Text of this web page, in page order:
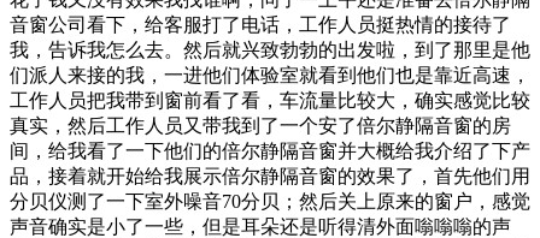
音窗公司看下，给客服打了电话，工作人员挺热情的接待了
我，告诉我怎么去。然后就兴致勃勃的出发啦，到了那里是他
们派人来接的我，一进他们体验室就看到他们也是靠近高速，
工作人员把我带到窗前看了看，车流量比较大，确实感觉比较
真实，然后工作人员又带我到了一个安了倍尔静隔音窗的房
间，给我看了一下他们的倍尔静隔音窗并大概给我介绍了下产
品，接着就开始给我展示倍尔静隔音窗的效果了，首先他们用
分贝仪测了一下室外噪音70分贝；然后关上原来的窗户，感觉
声音确实是小了一些，但是耳朵还是听得清外面嗡嗡嗡的声